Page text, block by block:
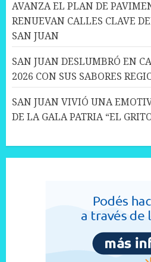
AVANZA EL PLAN DE
RENUEVAN CALLES CLAVE
SAN JUAN
SAN JUAN DESLUMBRÓ EN
2026 CON SUS SABORES
SAN JUAN VIVIÓ UNA
DE LA GALA PATRIA “EL